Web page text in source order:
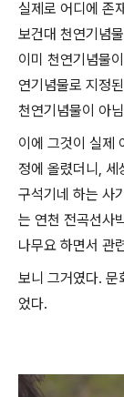
실제로 어디에 존
보건대 천연기념
이미 천연기념물
연기념물로 지정
천연기념물이 아
이에 그것이 실제
정에 올렸더니, 세
구석기네 하는 사
는 연천 전곡선사
나무요 하면서 관
보니 그거였다. 문
었다.